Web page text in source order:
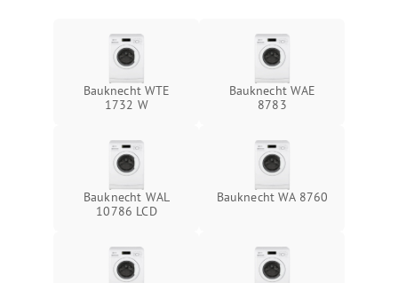
Bauknecht WTE
1732 W
Bauknecht WAE
8783
Bauknecht WAL
10786 LCD
Bauknecht WA 8760